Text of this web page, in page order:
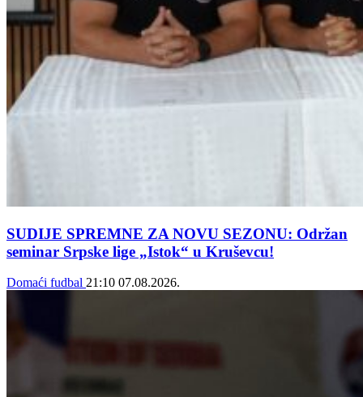
SUDIJE SPREMNE ZA NOVU SEZONU: Održan
seminar Srpske lige „Istok“ u Kruševcu!
Domaći fudbal 21:10 07.08.2026.